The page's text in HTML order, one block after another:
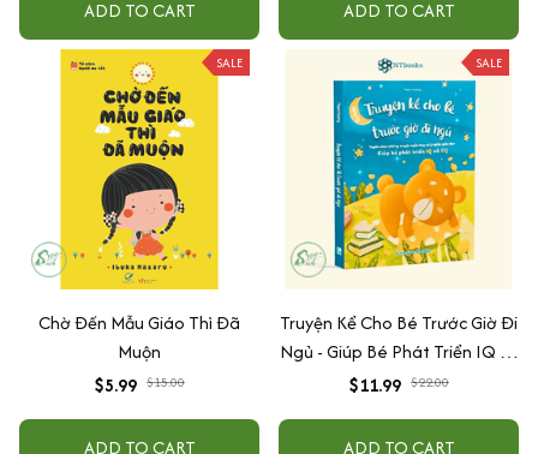
ADD TO CART ADD TO CART
SALE
Chờ Đến Mẫu Giáo Thì Đã
Muộn
$5.99 $15.00
ADD TO CART
SALE
Truyện Kể Cho Bé Trước Giờ Đi
Ngủ - Giúp Bé Phát Triển IQ Và
EQ
$11.99 $22.00
ADD TO CART